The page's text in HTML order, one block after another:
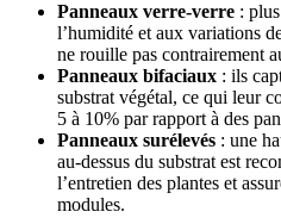
Panneaux verre-verre :
l’humidité et aux variations
ne rouille pas contrairement
Panneaux bifaciaux : ils
substrat végétal, ce qui leur
5 à 10% par rapport à des
Panneaux surélevés : une
au-dessus du substrat est
l’entretien des plantes et
modules.